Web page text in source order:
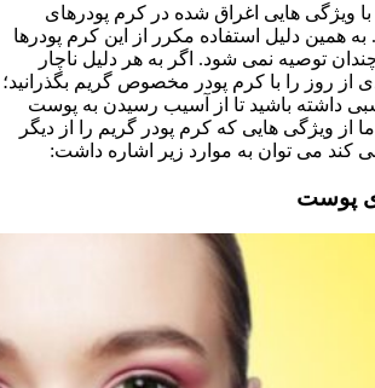
با ویژگی هایی اغراق شده در کرم پودرهای
همین دلیل استفاده مکرر از این کرم پودرها
توصیه نمی شود. اگر به هر دلیل ناچار
از روز را با کرم پودر مخصوص گریم بگذرانید؛
داشته باشید تا از آسیب رسیدن به پوست
از ویژگی هایی که کرم پودر گریم را از دیگر
کند می توان به موارد زیر اشاره داشت: